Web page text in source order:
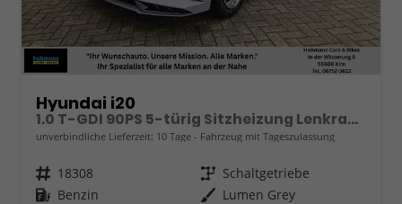
Hyundai i20
1.0 T-GDI 90PS 5-türig Sitzheizung Lenkradheizung Rückf.Kamera PDC Klima Apple CarPlay Android Auto Tempomat Touchscreen
unverbindliche Lieferzeit: 10 Tage Fahrzeug mit Tageszulassung
Fahrzeugnr. 18308 Getriebe Schaltgetriebe
Kraftstoff Benzin Außenfarbe Lumen Grey